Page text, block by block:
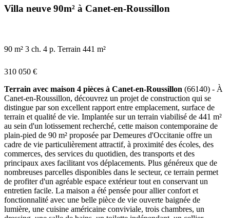
Villa neuve 90m² à Canet-en-Roussillon
90 m² 3 ch. 4 p. Terrain 441 m²
310 050 €
Terrain avec maison 4 pièces à Canet-en-Roussillon (66140) - À
Canet-en-Roussillon, découvrez un projet de construction qui se
distingue par son excellent rapport entre emplacement, surface de
terrain et qualité de vie. Implantée sur un terrain viabilisé de 441 m²
au sein d'un lotissement recherché, cette maison contemporaine de
plain-pied de 90 m² proposée par Demeures d'Occitanie offre un
cadre de vie particulièrement attractif, à proximité des écoles, des
commerces, des services du quotidien, des transports et des
principaux axes facilitant vos déplacements. Plus généreux que de
nombreuses parcelles disponibles dans le secteur, ce terrain permet
de profiter d'un agréable espace extérieur tout en conservant un
entretien facile. La maison a été pensée pour allier confort et
fonctionnalité avec une belle pièce de vie ouverte baignée de
lumière, une cuisine américaine conviviale, trois chambres, un